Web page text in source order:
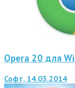
Opera 20 для
Софт, 14.03.2014